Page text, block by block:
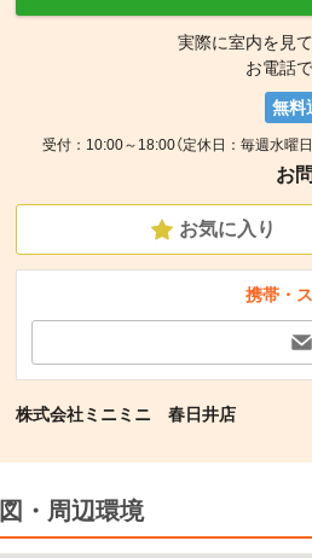
実際に室内を見
お電話
無料
受付：10:00～18:00（定休日：毎週水曜
お
お気に入り
携帯・
株式会社ミニミニ 春日井店
・周辺環境